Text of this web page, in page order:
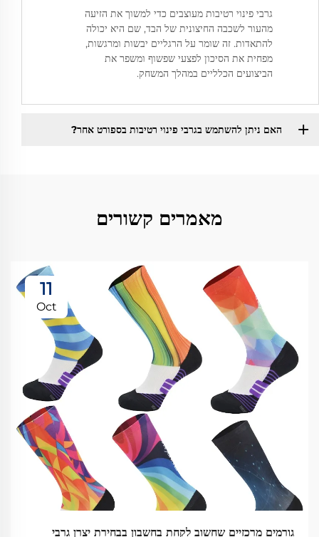
גרבי פינוי רטיבות מעוצבים כדי למשוך את הזיעה
מהעור לשכבה החיצונית של הבד, שם היא יכולה
להתאדות. זה שומר על הרגליים יבשות ומרגשות,
מפחית את הסיכון לפצעי שפשוף ומשפר את
הביצועים הכלליים במהלך המשחק.
האם ניתן להשתמש בגרבי פינוי רטיבות בספורט אחר?
מאמרים קשורים
11
Oct
גורמים מרכזיים שחשוב לקחת בחשבון בבחירת יצרן גרבי